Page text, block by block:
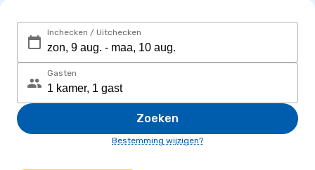
Inchecken / Uitchecken
Gasten
Zoeken
Bestemming wijzigen?